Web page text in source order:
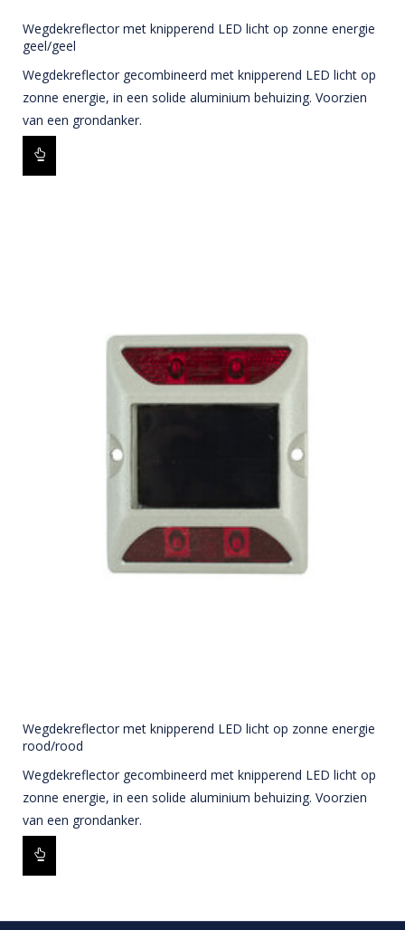
Wegdekreflector met knipperend LED licht op zonne energie
geel/geel
Wegdekreflector gecombineerd met knipperend LED licht op
zonne energie, in een solide aluminium behuizing. Voorzien
van een grondanker.
Wegdekreflector met knipperend LED licht op zonne energie
rood/rood
Wegdekreflector gecombineerd met knipperend LED licht op
zonne energie, in een solide aluminium behuizing. Voorzien
van een grondanker.